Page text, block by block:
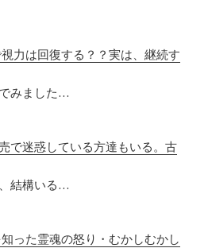
力は回復する？？実は、継続す
みました…
で迷惑している方達もいる。古
結構いる…
った霊魂の怒り・むかしむかし